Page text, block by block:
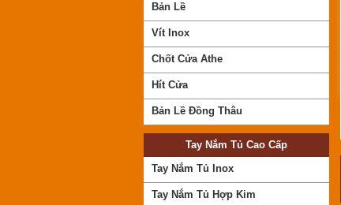
Bản Lề
Vít Inox
Chốt Cửa Athe
Hít Cửa
Bản Lề Đồng Thâu
Tay Nắm Tủ Cao Cấp
Tay Nắm Tủ Inox
Tay Nắm Tủ Hợp Kim